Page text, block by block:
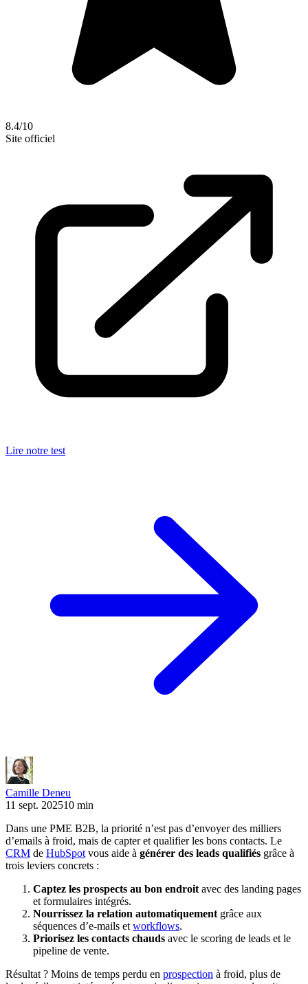
8.4/10
Site officiel
Lire notre test
Camille Deneu
11 sept. 202510 min
Dans une PME B2B, la priorité n’est pas d’envoyer des milliers
d’emails à froid, mais de capter et qualifier les bons contacts. Le
CRM de HubSpot vous aide à générer des leads qualifiés grâce à
trois leviers concrets :
Captez les prospects au bon endroit avec des landing pages
et formulaires intégrés.
Nourrissez la relation automatiquement grâce aux
séquences d’e-mails et workflows.
Priorisez les contacts chauds avec le scoring de leads et le
pipeline de vente.
Résultat ? Moins de temps perdu en prospection à froid, plus de